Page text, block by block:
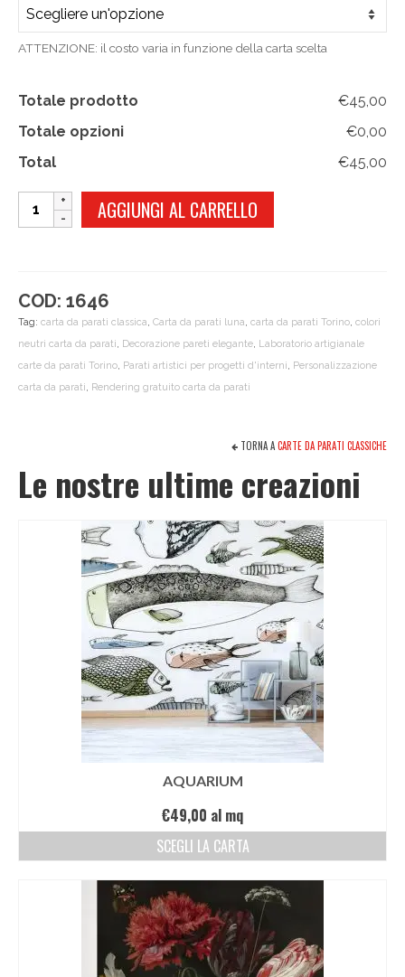
ATTENZIONE: il costo varia in funzione della carta scelta
Totale prodotto
€45,00
Totale opzioni
€0,00
Total
€45,00
PALE
MOON
AGGIUNGI AL CARRELLO
COD: 1646
Tag: carta da parati classica, Carta da parati luna, carta da parati Torino, colori
neutri carta da parati, Decorazione pareti elegante, Laboratorio artigianale
carte da parati Torino, Parati artistici per progetti d'interni, Personalizzazione
carta da parati, Rendering gratuito carta da parati
TORNA ACARTE DA PARATI CLASSICHE
Le nostre ultime creazioni
AQUARIUM
€49,00 al mq
SCEGLI LA CARTA